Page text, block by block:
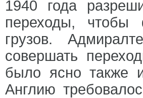
1940 года
переходы, чтобы
грузов.
совершать
было ясно также
Англию